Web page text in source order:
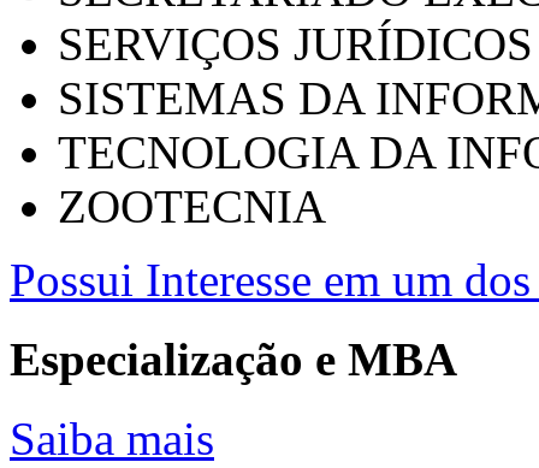
SERVIÇOS
SISTEMAS DA
TECNOLOGIA DA
ZOOTECNIA
Possui Interesse em um
Especialização e MBA
Saiba mais